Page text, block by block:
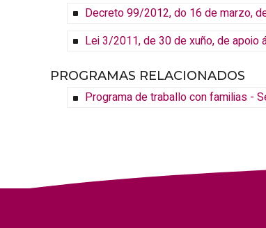
Decreto 99/2012, do 16 de marzo,
Lei 3/2011, de 30 de xuño, de apoio
PROGRAMAS RELACIONADOS
Programa de traballo con familias -